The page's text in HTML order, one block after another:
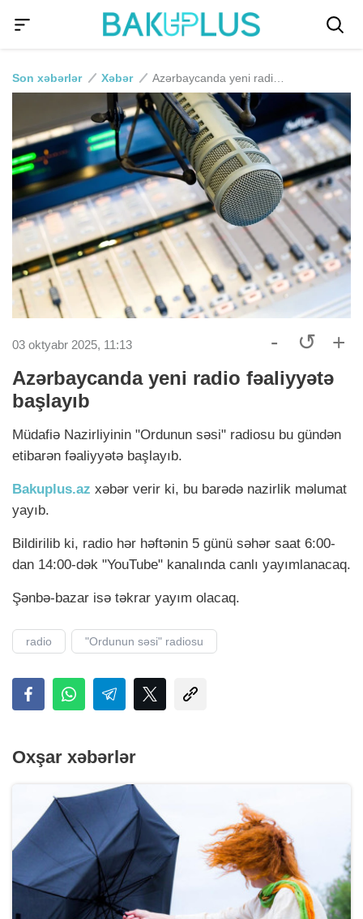
Son xəbərlər Xəbər
03 oktyabr 2025, 11:13 - ↺ +
Azərbaycanda yeni radio fəaliyyətə
başlayıb
Müdafiə Nazirliyinin "Ordunun səsi" radiosu bu gündən
etibarən fəaliyyətə başlayıb.
Bakuplus.az xəbər verir ki, bu barədə nazirlik məlumat
yayıb.
Bildirilib ki, radio hər həftənin 5 günü səhər saat 6:00-
dan 14:00-dək "YouTube" kanalında canlı yayımlanacaq.
Şənbə-bazar isə təkrar yayım olacaq.
radio "Ordunun səsi" radiosu
Oxşar xəbərlər